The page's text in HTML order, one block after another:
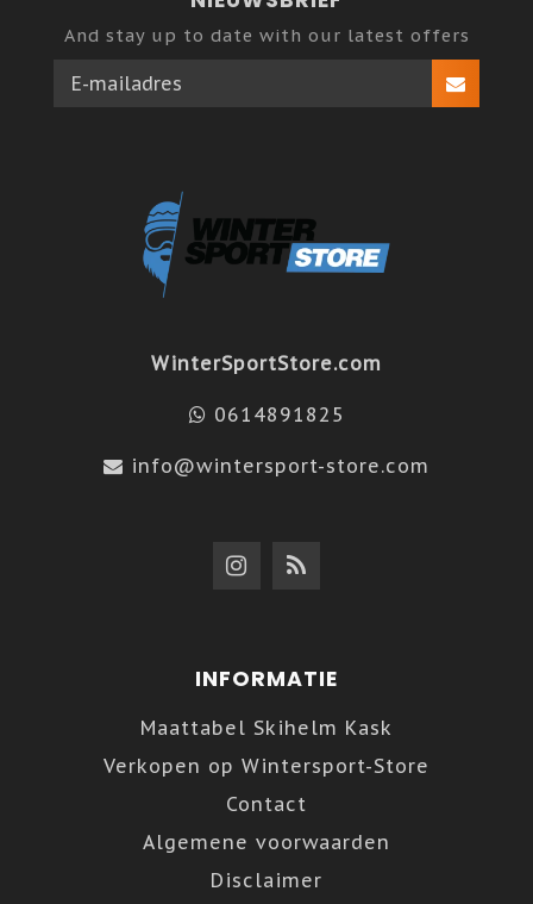
And stay up to date with our latest offers
WinterSportStore.com
0614891825
info@wintersport-store.com
INFORMATIE
Maattabel Skihelm Kask
Verkopen op Wintersport-Store
Contact
Algemene voorwaarden
Disclaimer